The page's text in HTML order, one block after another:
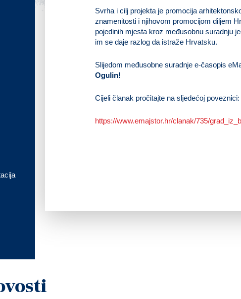
Svrha i cilj projekta je promocija
znamenitosti i njihovom promocijom diljem
pojedinih mjesta kroz međusobnu suradnju
im se daje razlog da istraže Hrvatsku.
Slijedom međusobne suradnje e-časopis
Ogulin!
Cijeli članak pročitajte na sljedećoj poveznici:
https://www.emajstor.hr/clanak/735/